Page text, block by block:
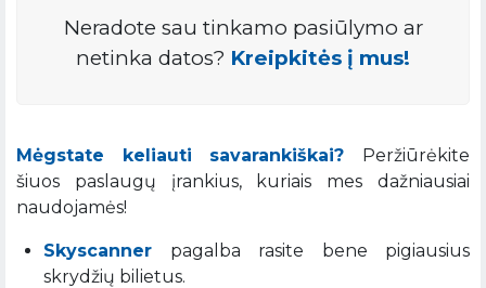
Neradote sau tinkamo pasiūlymo ar
netinka datos? Kreipkitės į mus!
Mėgstate keliauti savarankiškai? Peržiūrėkite
šiuos paslaugų įrankius, kuriais mes dažniausiai
naudojamės!
Skyscanner pagalba rasite bene pigiausius
skrydžių bilietus.